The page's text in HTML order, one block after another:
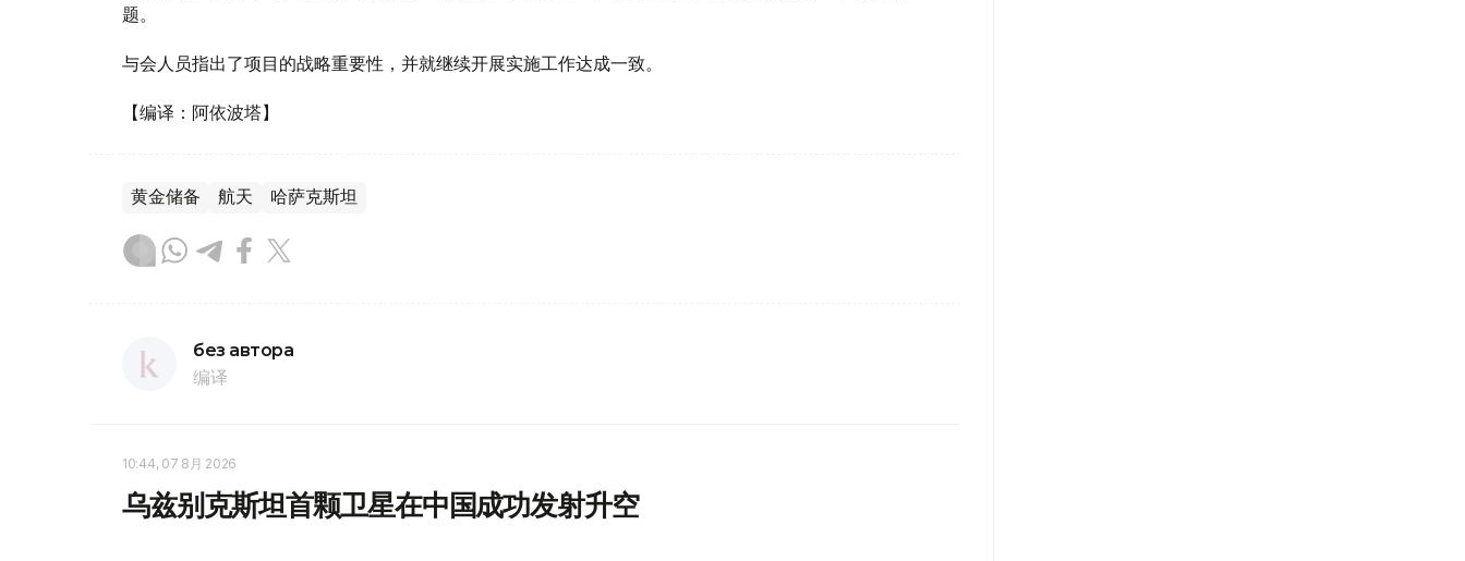
题。
与会人员指出了项目的战略重要性，并就继续开展实施工作达成一致。
【编译：阿依波塔】
黄金储备 航天 哈萨克斯坦
без автора
编译
10:44, 07 8月 2026
乌兹别克斯坦首颗卫星在中国成功发射升空